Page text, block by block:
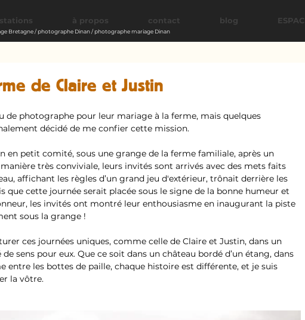
à propos contact blog
Bretagne / photographe Dinan / photographe mariage Dinan
de Claire et Justin
de photographe pour leur mariage à la ferme, mais quelques
décidé de me confier cette mission.
en petit comité, sous une grange de la ferme familiale, après un
très conviviale, leurs invités sont arrivés avec des mets faits
affichant les règles d’un grand jeu d'extérieur, trônait derrière les
que cette journée serait placée sous le signe de la bonne humeur et
les invités ont montré leur enthousiasme en inaugurant la piste
sous la grange !
ces journées uniques, comme celle de Claire et Justin, dans un
sens pour eux. Que ce soit dans un château bordé d’un étang, dans
entre les bottes de paille, chaque histoire est différente, et je suis
la vôtre.